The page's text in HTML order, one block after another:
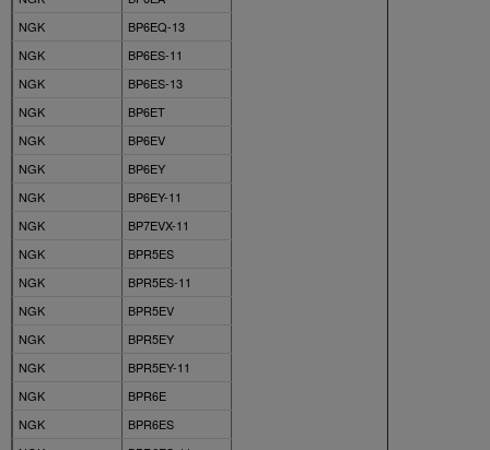
NGK
BP6EQ-13
NGK
BP6ES-11
NGK
BP6ES-13
NGK
BP6ET
NGK
BP6EV
NGK
BP6EY
NGK
BP6EY-11
NGK
BP7EVX-11
NGK
BPR5ES
NGK
BPR5ES-11
NGK
BPR5EV
NGK
BPR5EY
NGK
BPR5EY-11
NGK
BPR6E
NGK
BPR6ES